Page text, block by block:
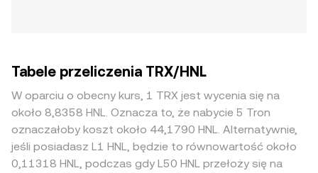
Tabele przeliczenia TRX/HNL
W oparciu o obecny kurs, 1 TRX jest wycenia się na
około 8,8358 HNL. Oznacza to, że nabycie 5 Tron
oznaczałoby koszt około 44,1790 HNL. Alternatywnie,
jeśli posiadasz L1 HNL, będzie to równowartość około
0,11318 HNL, podczas gdy L50 HNL przełoży się na